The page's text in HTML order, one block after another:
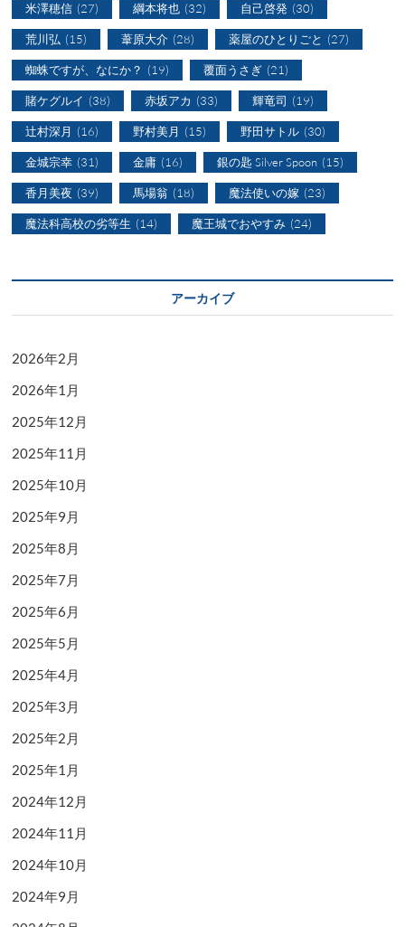
米澤穂信 (27) 綱本将也 (32) 自己啓発 (30)
荒川弘 (15) 葦原大介 (28) 薬屋のひとりごと (27)
蜘蛛ですが、なにか？ (19) 覆面うさぎ (21)
賭ケグルイ (38) 赤坂アカ (33) 輝竜司 (19)
辻村深月 (16) 野村美月 (15) 野田サトル (30)
金城宗幸 (31) 金庸 (16) 銀の匙 Silver Spoon (15)
香月美夜 (39) 馬場翁 (18) 魔法使いの嫁 (23)
魔法科高校の劣等生 (14) 魔王城でおやすみ (24)
アーカイブ
2026年2月
2026年1月
2025年12月
2025年11月
2025年10月
2025年9月
2025年8月
2025年7月
2025年6月
2025年5月
2025年4月
2025年3月
2025年2月
2025年1月
2024年12月
2024年11月
2024年10月
2024年9月